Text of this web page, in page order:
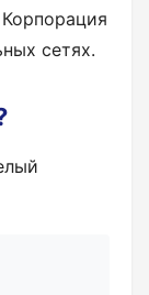
сетях.